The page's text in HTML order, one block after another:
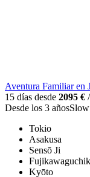
Aventura Familiar en
15 días desde 2095 €
Desde los 3 años
Tokio
Asakusa
Sensō Ji
Kyōto